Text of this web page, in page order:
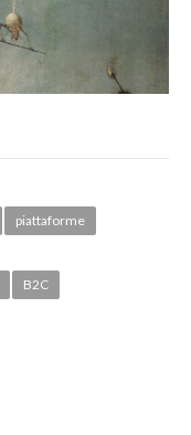
piattaforme
B2C